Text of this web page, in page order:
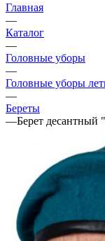
Главная
—
Каталог
—
Головные уборы
—
Головные уборы
—
Береты
—Берет десантный